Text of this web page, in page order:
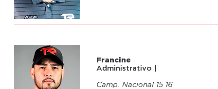
04
Francine
Administrativo |
Camp. Nacional 15 16